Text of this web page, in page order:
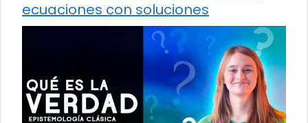
ecuaciones con soluciones